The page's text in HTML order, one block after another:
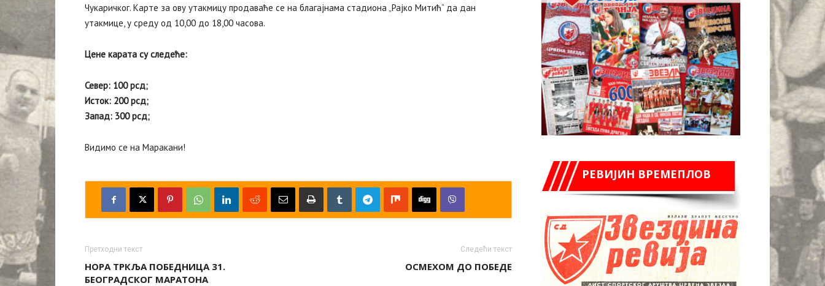
Чукаричког. Карте за ову утакмицу продаваће се на благајнама стадиона „Рајко Митић“ да дан
утакмице, у среду од 10,00 до 18,00 часова.
Цене карата су следеће:
Север: 100 рсд;
Исток: 200 рсд;
Запад: 300 рсд;
Видимо се на Маракани!
Претходни текст
НОРА ТРКЉА ПОБЕДНИЦА 31.
БЕОГРАДСКОГ МАРАТОНА
Следећи текст
ОСМЕХОМ ДО ПОБЕДЕ
РЕВИЈИН ВРЕМЕПЛОВ